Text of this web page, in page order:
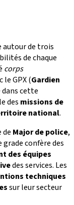
autour de trois
de chaque
corps
le GPX (Gardien
cette
des missions de
national.
de Major de police,
confère des
des équipes
des services. Les
techniques
sur leur secteur